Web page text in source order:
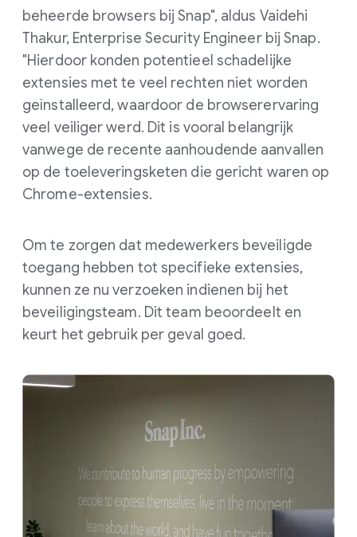
beheerde browsers bij Snap", aldus Vaidehi
Thakur, Enterprise Security Engineer bij Snap.
"Hierdoor konden potentieel schadelijke
extensies met te veel rechten niet worden
geïnstalleerd, waardoor de browserervaring
veel veiliger werd. Dit is vooral belangrijk
vanwege de recente aanhoudende aanvallen
op de toeleveringsketen die gericht waren op
Chrome-extensies.
Om te zorgen dat medewerkers beveiligde
toegang hebben tot specifieke extensies,
kunnen ze nu verzoeken indienen bij het
beveiligingsteam. Dit team beoordeelt en
keurt het gebruik per geval goed.